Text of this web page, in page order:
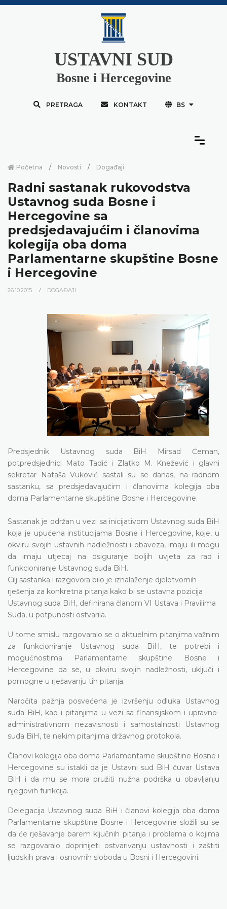
USTAVNI SUD
Bosne i Hercegovine
PRETRAGA KONTAKT BS
Početna Novosti Događaji
Radni sastanak rukovodstva
Ustavnog suda Bosne i
Hercegovine sa
predsjedavajućim i članovima
kolegija oba doma
Parlamentarne skupštine Bosne
i Hercegovine
26.10.2015. DOGAĐAJI
Predsjednik Ustavnog suda BiH Mirsad Ćeman,
potpredsjednici Mato Tadić i Zlatko M. Knežević i glavni
sekretar Nataša Vuković sastali su se danas, na radnom
sastanku, sa predsjedavajućim i članovima kolegija oba
doma Parlamentarne skupštine Bosne i Hercegovine.
Sastanak je održan u vezi sa inicijativom Ustavnog suda BiH
koja je upućena institucijama Bosne i Hercegovine, koje, u
okviru svojih ustavnih nadležnosti i obaveza, imaju ili mogu
da imaju utjecaj na osiguranje boljih uvjeta za rad i
funkcioniranje Ustavnog suda BiH.
Cilj sastanka i razgovora bilo je iznalaženje djelotvornih
rješenja za konkretna pitanja kako bi se ustavna pozicija
Ustavnog suda BiH, definirana članom VI Ustava i Pravilima
Suda, u potpunosti ostvarila.
U tome smislu razgovaralo se o aktuelnim pitanjima važnim
za funkcioniranje Ustavnog suda
BiH, te potrebi i
mogućnostima Parlamentarne skupštine Bosne i
Hercegovine da se, u okviru svojih nadležnosti, uključi i
pomogne u rješavanju tih pitanja.
Naročita pažnja posvećena je izvršenju odluka Ustavnog
suda BiH, kao i pitanjima u vezi sa finansijskom i upravno-
administrativnom nezavisnosti i samostalnosti Ustavnog
suda BiH, te nekim pitanjima državnog protokola.
Članovi kolegija oba doma Parlamentarne skupštine Bosne i
Hercegovine su istakli da je Ustavni sud BiH čuvar Ustava
BiH i da mu se mora pružiti nužna podrška u obavljanju
njegovih funkcija.
Delegacija Ustavnog suda BiH i članovi kolegija oba doma
Parlamentarne skupštine Bosne i Hercegovine složili su se
da će rješavanje barem ključnih pitanja i problema o kojima
se razgovaralo doprinijeti ostvarivanju ustavnosti i zaštiti
ljudskih prava i osnovnih sloboda u Bosni i Hercegovini.